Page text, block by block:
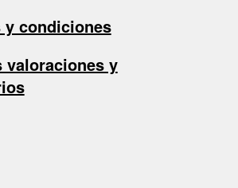
y condiciones
valoraciones y